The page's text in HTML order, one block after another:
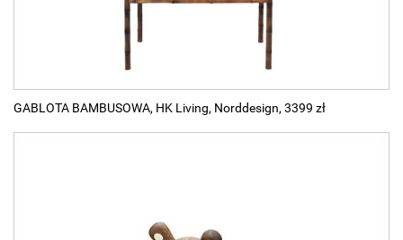
GABLOTA BAMBUSOWA, HK Living, Norddesign, 3399 zł